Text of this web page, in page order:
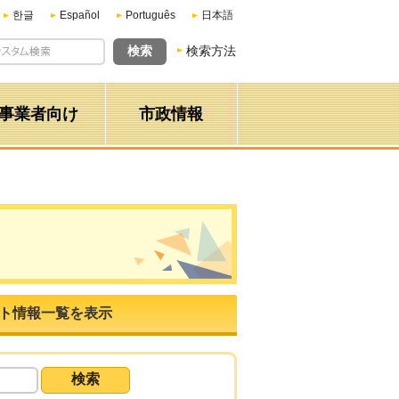
한글 Español Português 日本語
検索方法
業者向け 市政情報
情報一覧を表示